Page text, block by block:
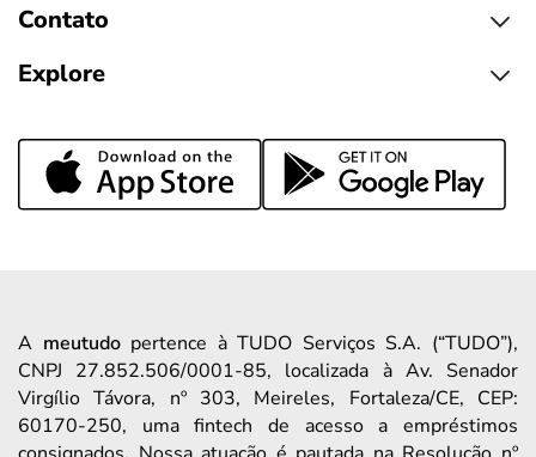
Contato
Explore
A meutudopertence à TUDO Serviços S.A. (“TUDO”),
CNPJ 27.852.506/0001-85, localizada à Av. Senador
Virgílio Távora, nº 303, Meireles, Fortaleza/CE, CEP:
60170-250, uma fintech de acesso a empréstimos